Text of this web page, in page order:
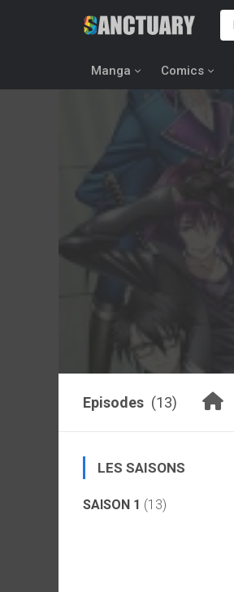
Manga Comics
Episodes (13)
LES SAISONS
SAISON 1 (13)